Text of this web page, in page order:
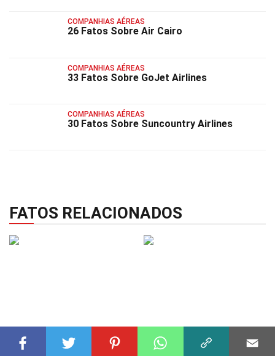
COMPANHIAS AÉREAS
26 Fatos Sobre Air Cairo
COMPANHIAS AÉREAS
33 Fatos Sobre GoJet Airlines
COMPANHIAS AÉREAS
30 Fatos Sobre Suncountry Airlines
FATOS RELACIONADOS